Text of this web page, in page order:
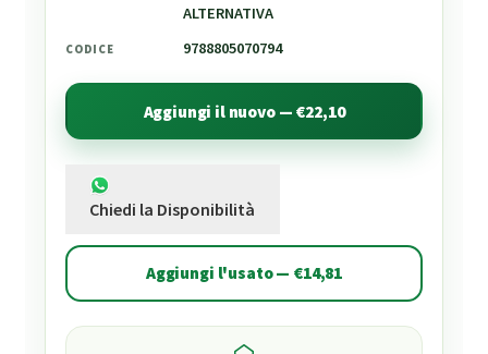
ALTERNATIVA
CODICE 9788805070794
Aggiungi il nuovo — €22,10
Chiedi la Disponibilità
Aggiungi l'usato — €14,81